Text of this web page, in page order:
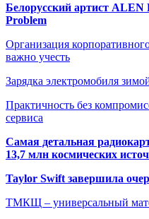
Белорусский артист ALEN
Problem
Организация
важно учесть
Зарядка электромобиля
Практичность без
сервиса
Самая детальная
13,7 млн космических
Taylor Swift завершила
ТМКЩ – универсальный